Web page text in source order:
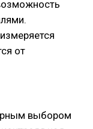
от
выбором